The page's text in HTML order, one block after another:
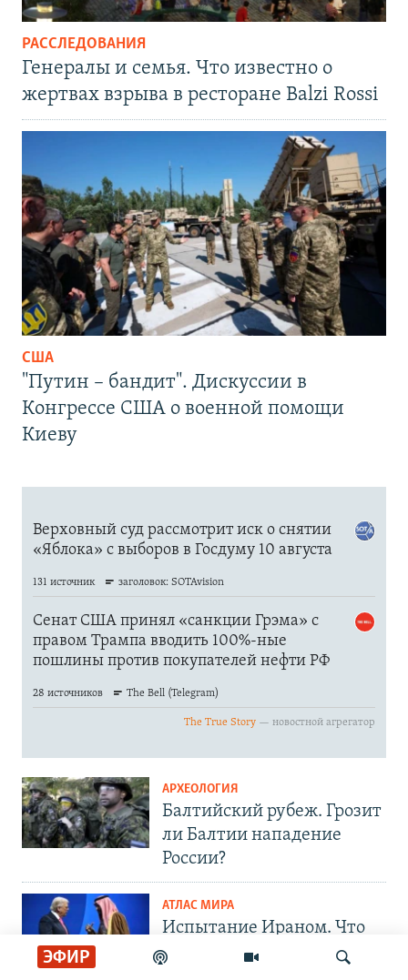
ЭФИР
РАССЛЕДОВАНИЯ
Генералы и семья. Что известно о
жертвах взрыва в ресторане Balzi Rossi
США
"Путин – бандит". Дискуссии в
Конгрессе США о военной помощи
Киеву
АРХЕОЛОГИЯ
Балтийский рубеж. Грозит
ли Балтии нападение
России?
АТЛАС МИРА
Испытание Ираном. Что
скрывают улыбки Трампа